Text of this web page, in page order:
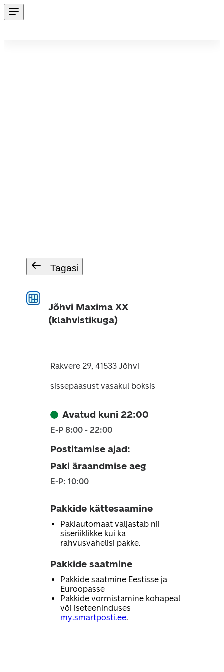
Tagasi
Jõhvi Maxima XX
(klahvistikuga)
Rakvere 29, 41533 Jõhvi
sissepääsust vasakul boksis
Avatud kuni 22:00
E-P 8:00 - 22:00
Postitamise ajad:
Paki äraandmise aeg
E-P: 10:00
Pakkide kättesaamine
Pakiautomaat väljastab nii
siseriiklikke kui ka
rahvusvahelisi pakke.
Pakkide saatmine
Pakkide saatmine Eestisse ja
Euroopasse
Pakkide vormistamine kohapeal
või iseteeninduses
my.smartposti.ee.